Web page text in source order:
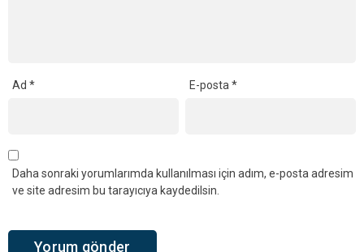
Ad * E-posta*
Daha sonraki yorumlarımda kullanılması için adım, e-posta adresim
ve site adresim bu tarayıcıya kaydedilsin.